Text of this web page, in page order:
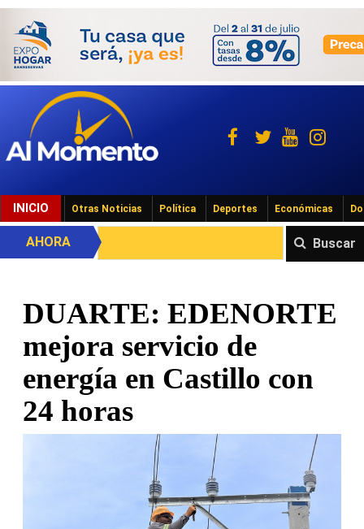
INICIO Otras Noticias Política Deportes Económicas
Buscar
AHORA
DUARTE: EDENORTE
mejora servicio de
energía en Castillo con
24 horas